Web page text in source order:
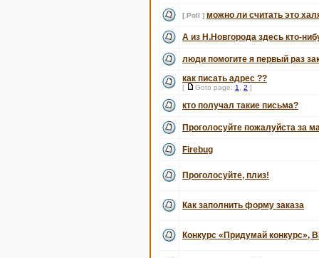
[ Poll ] можно ли считать это
А из Н.Новгорода здесь кто-
люди помогите я первый раз
как писать адрес ??
[ Goto page: 1 2 ]
кто получал такие письма?
Проголосуйте пожалуйста за
Firebug
Проголосуйте, плиз!
Как заполнить форму заказа
Конкурс «Придумай конкурс»,